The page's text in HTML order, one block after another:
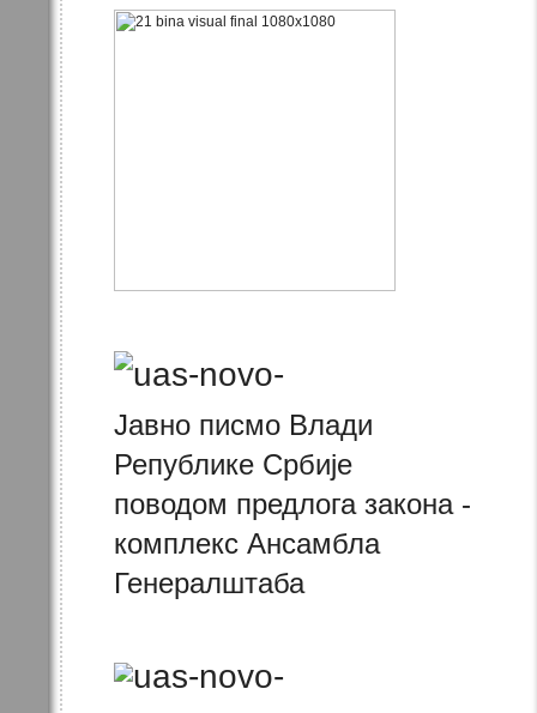
Јавно писмо Влади
Републике Србије
поводом предлога закона -
комплекс Ансамбла
Генералштаба